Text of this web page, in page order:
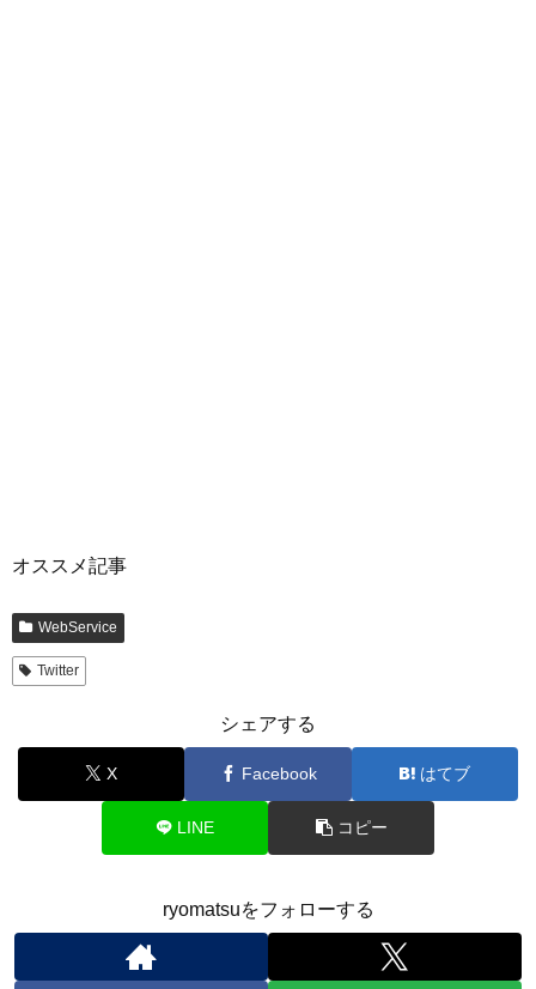
オススメ記事
WebService
Twitter
シェアする
X Facebook はてブ
LINE コピー
ryomatsuをフォローする